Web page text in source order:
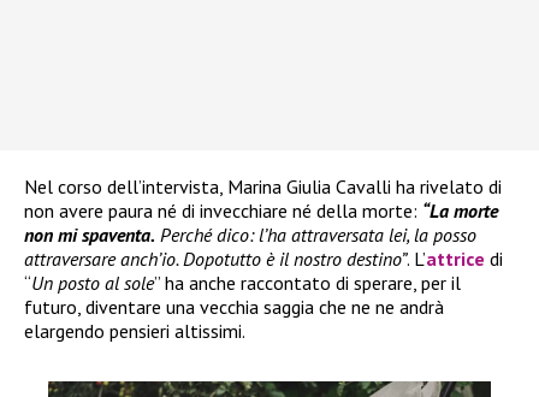
Nel corso dell’intervista, Marina Giulia Cavalli ha rivelato di
non avere paura né di invecchiare né della morte: “La morte
non mi spaventa. Perché dico: l’ha attraversata lei, la posso
attraversare anch’io. Dopotutto è il nostro destino”. L’attrice di
“Un posto al sole” ha anche raccontato di sperare, per il
futuro, diventare una vecchia saggia che ne ne andrà
elargendo pensieri altissimi.